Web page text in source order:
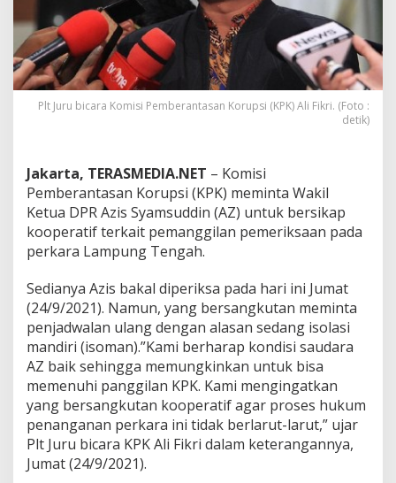
d
d
i
n
K
o
o
a
t
f
P
e
u
h
i
P
a
n
g
i
l
a
n
P
Plt Juru bicara Komisi Pemberantasan Korupsi (KPK) Ali Fikri. (Foto :
detik)
Jakarta, TERASMEDIA.NET – Komisi
Pemberantasan Korupsi (KPK) meminta Wakil
Ketua DPR Azis Syamsuddin (AZ) untuk bersikap
kooperatif terkait pemanggilan pemeriksaan pada
perkara Lampung Tengah.
Sedianya Azis bakal diperiksa pada hari ini Jumat
(24/9/2021). Namun, yang bersangkutan meminta
penjadwalan ulang dengan alasan sedang isolasi
mandiri (isoman).”Kami berharap kondisi saudara
AZ baik sehingga memungkinkan untuk bisa
memenuhi panggilan KPK. Kami mengingatkan
yang bersangkutan kooperatif agar proses hukum
penanganan perkara ini tidak berlarut-larut,” ujar
Plt Juru bicara KPK Ali Fikri dalam keterangannya,
Jumat (24/9/2021).